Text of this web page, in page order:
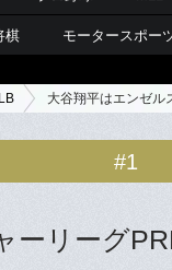
棋 モータースポー
大谷翔平はエンゼル
#1
ーリーグ